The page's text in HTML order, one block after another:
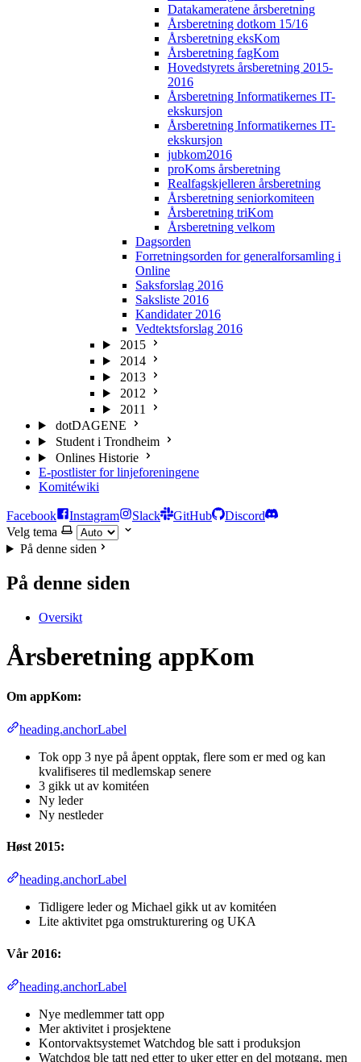
Datakameratene årsberetning
Årsberetning dotkom 15/16
Årsberetning eksKom
Årsberetning fagKom
Hovedstyrets årsberetning 2015-
2016
Årsberetning Informatikernes IT-
ekskursjon
Årsberetning Informatikernes IT-
ekskursjon
jubkom2016
proKoms årsberetning
Realfagskjelleren årsberetning
Årsberetning seniorkomiteen
Årsberetning triKom
Årsberetning velkom
Dagsorden
Forretningsorden for generalforsamling i
Online
Saksforslag 2016
Saksliste 2016
Kandidater 2016
Vedtektsforslag 2016
2015
2014
2013
2012
2011
dotDAGENE
Student i Trondheim
Onlines Historie
E-postlister for linjeforeningene
Komitéwiki
Facebook Instagram Slack GitHub
Discord
Velg tema
På denne siden
På denne siden
Oversikt
Årsberetning appKom
Om appKom:
heading.anchorLabel
Tok opp 3 nye på åpent opptak, flere som er med og kan
kvalifiseres til medlemskap senere
3 gikk ut av komitéen
Ny leder
Ny nestleder
Høst 2015:
heading.anchorLabel
Tidligere leder og Michael gikk ut av komitéen
Lite aktivitet pga omstrukturering og UKA
Vår 2016:
heading.anchorLabel
Nye medlemmer tatt opp
Mer aktivitet i prosjektene
Kontorvaktsystemet Watchdog ble satt i produksjon
Watchdog ble tatt ned etter to uker etter en del motgang, men